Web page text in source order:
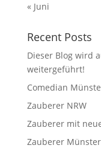
« Juni
Recent Posts
Dieser Blog wird
weitergeführt!
Comedian
Zauberer NRW
Zauberer mit
Zauberer